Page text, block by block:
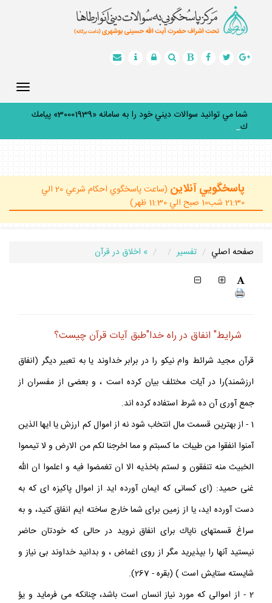
شما مي توانيد سوالات ديني خود را به سامانه «30001939» پيامك
كنيد.
پاسخگويي آنلاين
(ساعت پاسخگوي احكام شرعي 20 الي
21:30 شب10 صبح الي 11:30 ظهر)
صفحه اصلي تفسير » اخلاق در قرآن
شرايط" انفاق در راه خدا"طبق آيات قرآن چيست؟
قرآن مجيد شرائط وام نيكو را در برابر خداوند يا به تعبير ديگر (انفاق
ارزشمند)را در آيات مختلف بيان كرده است ، و بعضى از مفسران از
جمع آورى آن ده شرط استفاده كرده اند.
1 - از بهترين قسمت مال انتخاب شود نه از اموال كم ارزش يا ايها الذين
آمنوا انفقوا من طيبات ما كسبتم و مما اخرجنا لكم من الارض و لا تيمموا
الخبيث منه تنفقون و لستم باخذيه الا ان تغمضوا فيه و اعلموا ان الله
غنى حميد: (اى كسانى كه ايمان آورده ايد از اموال پاكيزه اى كه به
دست آورده ايد، يا از زمين براى شما خارج ساخته ايم انفاق كنيد، و به
سراغ قسمتهاى ناپاك براى انفاق نرويد در حالى كه خودتان حاضر
نيستيد آنها را بپذيريد مگر از روى اغماض ، و بدانيد خداوند بى نياز و
شايسته ستايش است ) (بقره - 267).
2 - از اموالى كه مورد نياز انسان است باشد، چنانكه مى فرمايد و يؤ